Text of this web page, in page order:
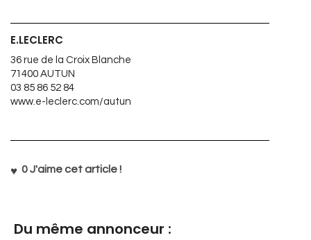
E.LECLERC
36 rue de la Croix Blanche
71400 AUTUN
03 85 86 52 84
www.e-leclerc.com/autun
0J'aime cet article !
Du même annonceur :